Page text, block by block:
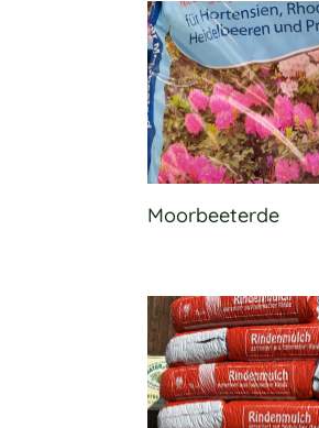
Moorbeeterde